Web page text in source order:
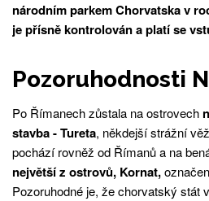
národním parkem Chorvatska v
je přísně kontrolován a platí se
Pozoruhodnosti
Po Římanech zůstala na ostrovech
stavba - Tureta, někdejší strážní
pochází rovněž od Římanů a na
největší z ostrovů, Kornat,
Pozoruhodné je, že chorvatský stát